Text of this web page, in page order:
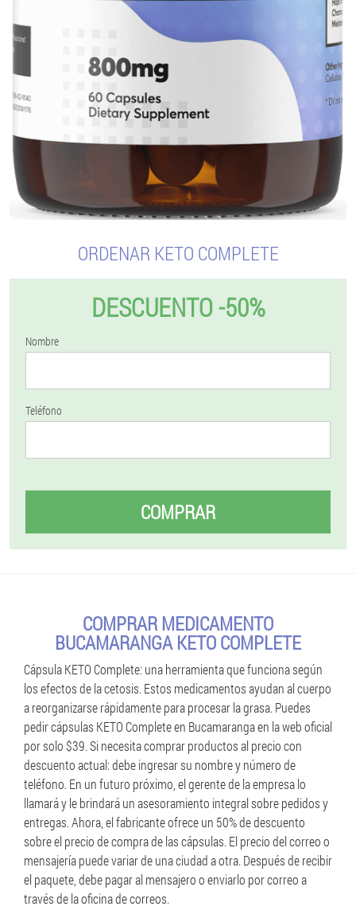
ORDENAR KETO COMPLETE
DESCUENTO -50%
Nombre
Teléfono
COMPRAR
COMPRAR MEDICAMENTO
BUCAMARANGA KETO COMPLETE
Cápsula KETO Complete: una herramienta que funciona según
los efectos de la cetosis. Estos medicamentos ayudan al cuerpo
a reorganizarse rápidamente para procesar la grasa. Puedes
pedir cápsulas KETO Complete en Bucamaranga en la web oficial
por solo $39. Si necesita comprar productos al precio con
descuento actual: debe ingresar su nombre y número de
teléfono. En un futuro próximo, el gerente de la empresa lo
llamará y le brindará un asesoramiento integral sobre pedidos y
entregas. Ahora, el fabricante ofrece un 50% de descuento
sobre el precio de compra de las cápsulas. El precio del correo o
mensajería puede variar de una ciudad a otra. Después de recibir
el paquete, debe pagar al mensajero o enviarlo por correo a
través de la oficina de correos.